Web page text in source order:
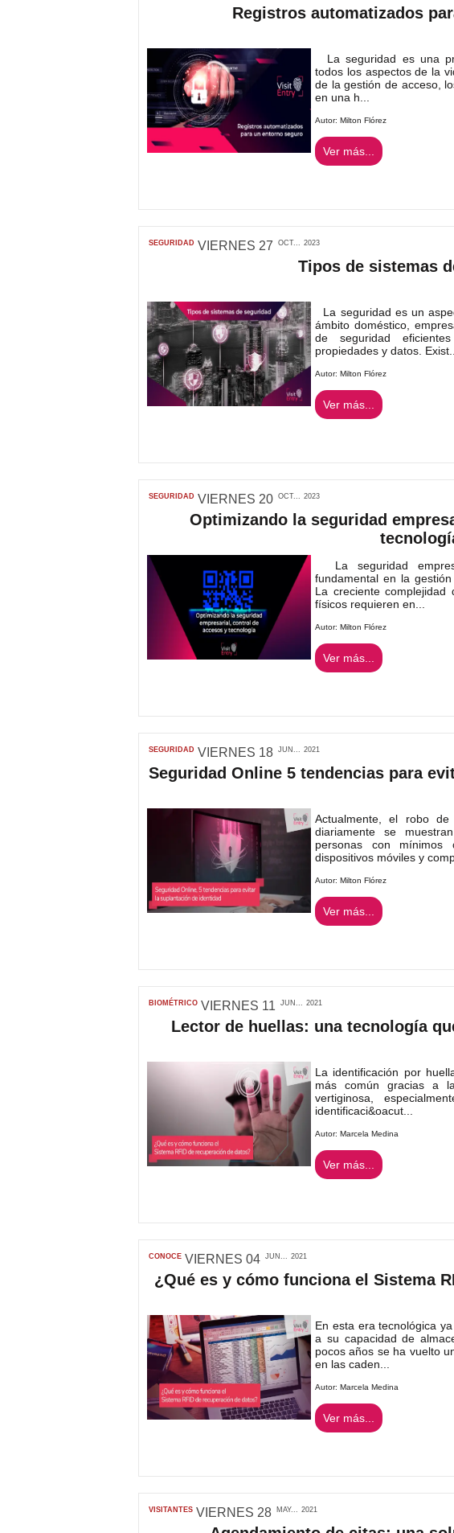
Registros automatizados
La seguridad es una
todos los aspectos de la
de la gestión de acceso,
en una h...
Autor: Milton Flórez
Ver más...
SEGURIDAD VIERNES 27 OCT... 2023
Tipos de sistemas
La seguridad es un
ámbito doméstico,
de seguridad
propiedades y datos. Exist...
Autor: Milton Flórez
Ver más...
SEGURIDAD VIERNES 20 OCT... 2023
Optimizando la seguridad
La seguridad
fundamental en la
La creciente
físicos requieren en...
Autor: Milton Flórez
Ver más...
SEGURIDAD VIERNES 18 JUN... 2021
Seguridad Online 5 tendencias para
Actualmente, el robo
diariamente se
personas con mínimos
dispositivos móviles y
Autor: Milton Flórez
Ver más...
BIOMÉTRICO VIERNES 11 JUN... 2021
Lector de huellas: una tecnología
La identificación por
más común gracias a
vertiginosa,
identificaci&oacut...
Autor: Marcela Medina
Ver más...
CONOCE VIERNES 04 JUN... 2021
¿Qué es y cómo funciona el Sistema
En esta era tecnológica
a su capacidad de
pocos años se ha vuelto
en las caden...
Autor: Marcela Medina
Ver más...
VISITANTES VIERNES 28 MAY... 2021